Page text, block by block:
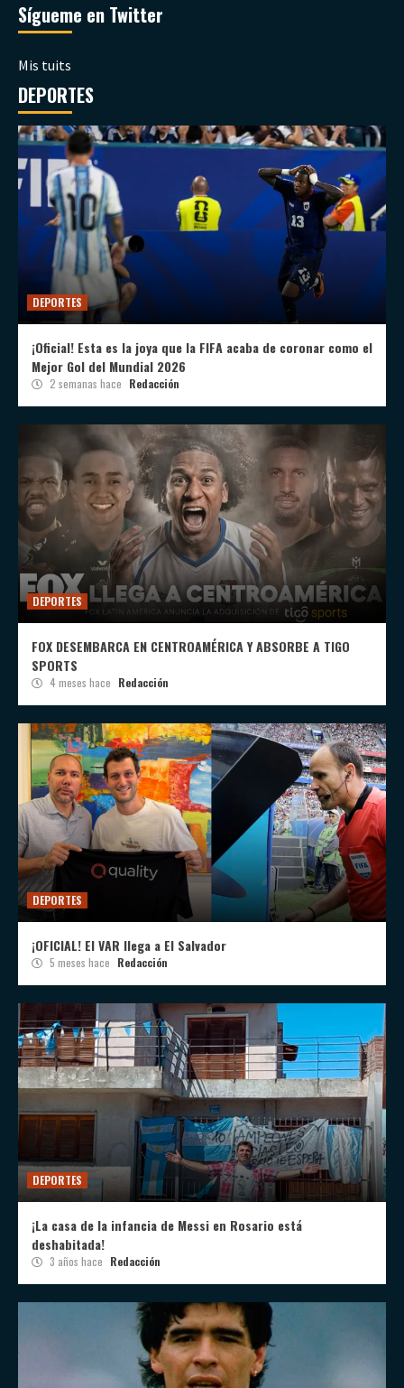
Sígueme en Twitter
Mis tuits
DEPORTES
DEPORTES
¡Oficial! Esta es la joya que la FIFA acaba de coronar como el
Mejor Gol del Mundial 2026
2 semanas hace Redacción
DEPORTES
FOX DESEMBARCA EN CENTROAMÉRICA Y ABSORBE A TIGO
SPORTS
4 meses hace Redacción
DEPORTES
¡OFICIAL! El VAR llega a El Salvador
5 meses hace Redacción
DEPORTES
¡La casa de la infancia de Messi en Rosario está
deshabitada!
3 años hace Redacción